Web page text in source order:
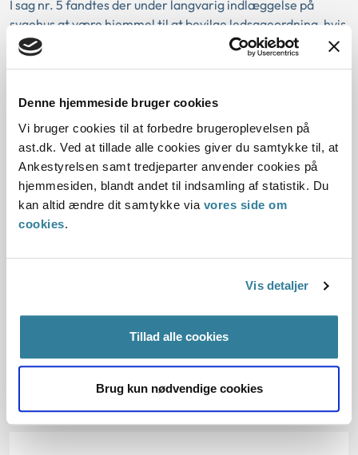
Denne hjemmeside bruger cookies
Vi bruger cookies til at forbedre brugeroplevelsen på
ast.dk. Ved at tillade alle cookies giver du samtykke til, at
Ankestyrelsen samt tredjeparter anvender cookies på
hjemmesiden, blandt andet til indsamling af statistik. Du
kan altid ændre dit samtykke via vores side om
cookies.
Vis detaljer
Tillad alle cookies
Brug kun nødvendige cookies
I sag nr. 5 fandtes der under langvarig indlæggelse på
sygehus at være hjemmel til at bevilge ledsageordning, hvis
betingelserne efter en konkret vurdering er opfyldt.
Love:
Vejledninger:
Afgørelse: